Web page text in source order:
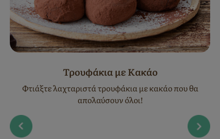
Τρουφάκια με Κακάο
Φτιάξτε λαχταριστά τρουφάκια με κακάο που θα
απολαύσουν όλοι!